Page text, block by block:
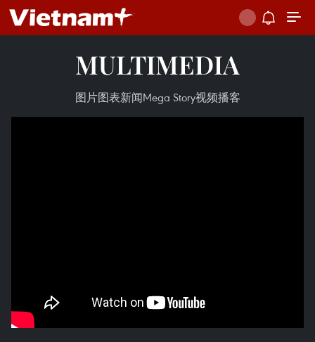
MULTIMEDIA
图片图表新闻Mega Story视频播客